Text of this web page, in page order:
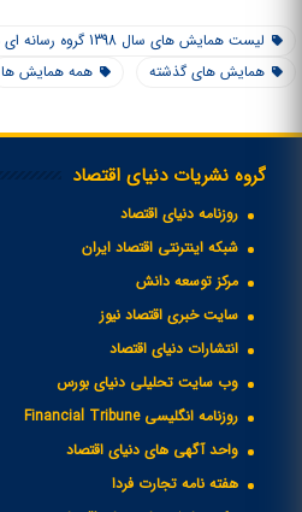
لیست همایش های سال 1398 گروه رسانه ای دنیای اقتصاد
همایش های گذشته
همه همایش ها
گروه نشریات دنیای اقتصاد
روزنامه دنیای اقتصاد
شبکه اینترنتی اقتصاد ایران
مرکز توسعه دانش
سایت خبری اقتصاد نیوز
انتشارات دنیای اقتصاد
وب سایت تحلیلی دنیای بورس
روزنامه انگلیسی Financial Tribune
واحد آگهی های دنیای اقتصاد
هفته نامه تجارت فردا